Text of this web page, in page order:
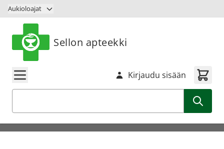
Siirry sisältöön
Aukioloajat
Sellon apteekki
Kirjaudu sisään